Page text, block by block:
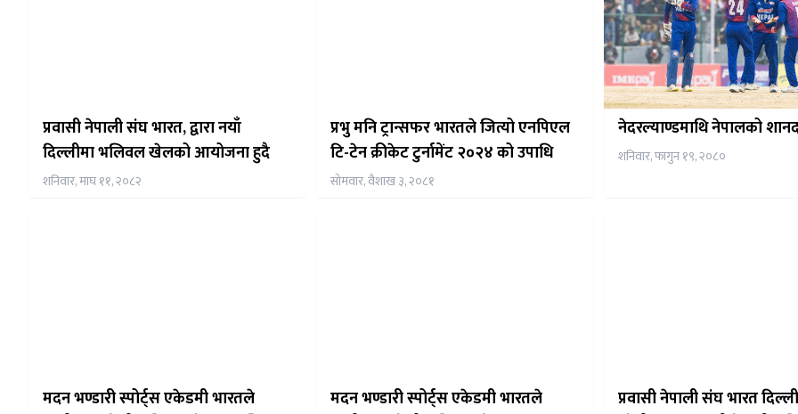
प्रवासी नेपाली संघ भारत, द्वारा नयाँ
दिल्लीमा भलिवल खेलको आयोजना हुदै
शनिवार, माघ ११, २०८२
प्रभु मनि ट्रान्सफर भारतले जित्यो एनपिएल
टि-टेन क्रीकेट टुर्नामेंट २०२४ को उपाधि
सोमवार, वैशाख ३, २०८१
नेदरल्याण्डमाथि नेपालको
शनिवार, फागुन १९, २०८०
मदन भण्डारी स्पोर्ट्स एकेडमी भारतले
मदन भण्डारी स्पोर्ट्स एकेडमी भारतले
प्रवासी नेपाली संघ भारत